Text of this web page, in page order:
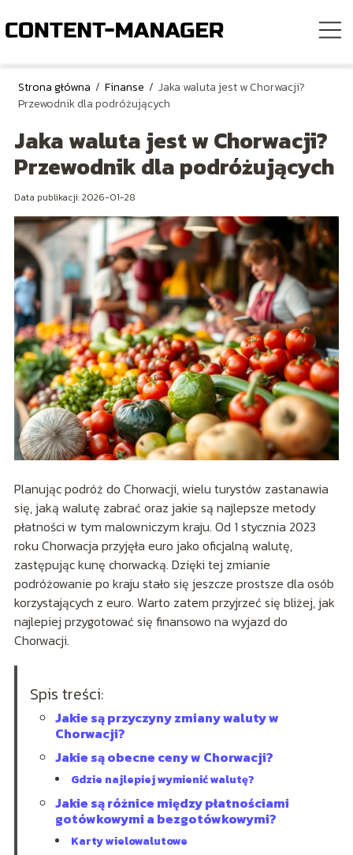
Strona główna / Finanse / Jaka waluta jest w Chorwacji?
Przewodnik dla podróżujących
Jaka waluta jest w Chorwacji?
Przewodnik dla podróżujących
Data publikacji: 2026-01-28
Planując podróż do Chorwacji, wielu turystów zastanawia
się, jaką walutę zabrać oraz jakie są najlepsze metody
płatności w tym malowniczym kraju. Od 1 stycznia 2023
roku Chorwacja przyjęła euro jako oficjalną walutę,
zastępując kunę chorwacką. Dzięki tej zmianie
podróżowanie po kraju stało się jeszcze prostsze dla osób
korzystających z euro. Warto zatem przyjrzeć się bliżej, jak
najlepiej przygotować się finansowo na wyjazd do
Chorwacji.
Spis treści:
Jakie są przyczyny zmiany waluty w
Chorwacji?
Jakie są obecne ceny w Chorwacji?
Gdzie najlepiej wymienić walutę?
Jakie są różnice między płatnościami
gotówkowymi a bezgotówkowymi?
Karty wielowalutowe